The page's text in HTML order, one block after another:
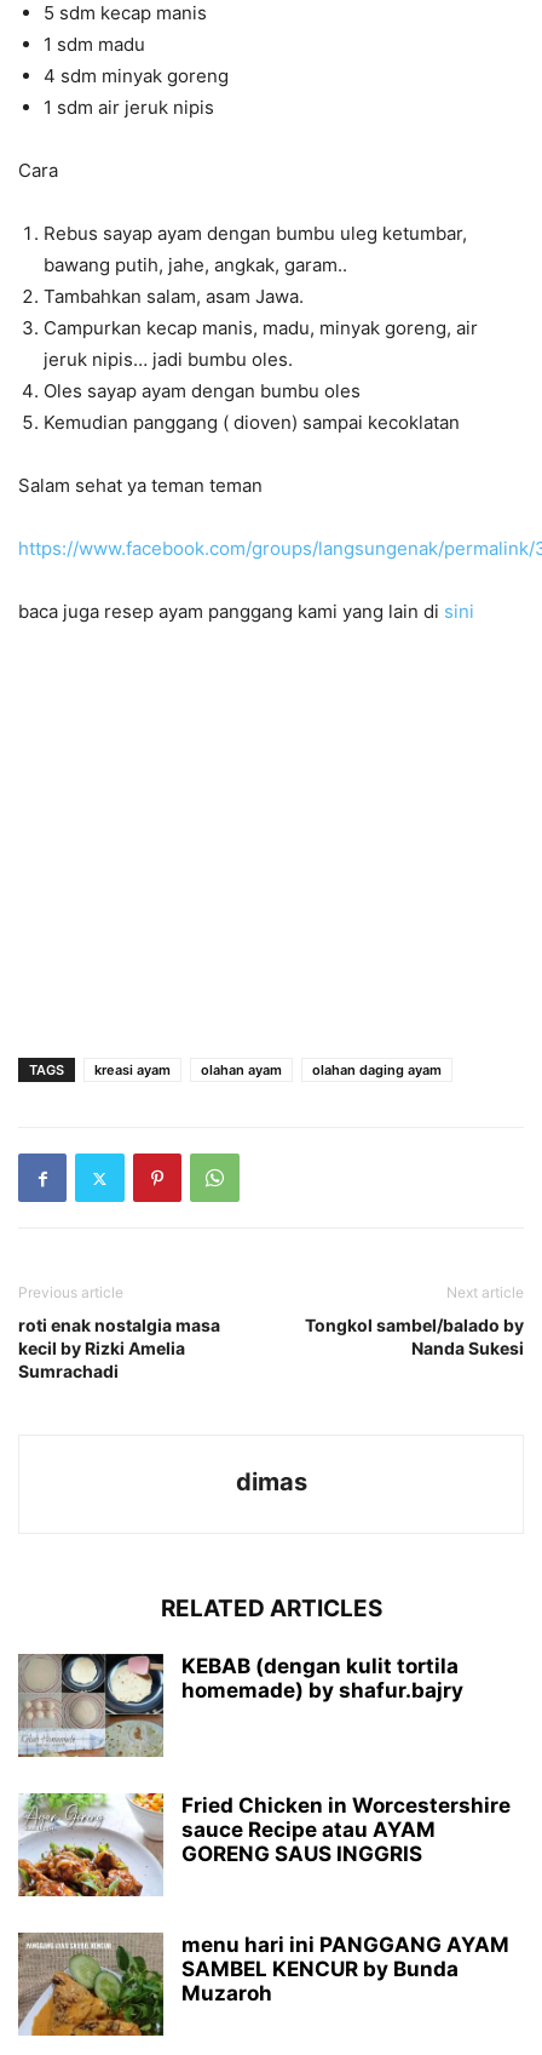
5 sdm kecap manis
1 sdm madu
4 sdm minyak goreng
1 sdm air jeruk nipis
Cara
Rebus sayap ayam dengan bumbu uleg ketumbar,
bawang putih, jahe, angkak, garam..
Tambahkan salam, asam Jawa.
Campurkan kecap manis, madu, minyak goreng, air
jeruk nipis… jadi bumbu oles.
Oles sayap ayam dengan bumbu oles
Kemudian panggang ( dioven) sampai kecoklatan
Salam sehat ya teman teman
https://www.facebook.com/groups/langsungenak/
baca juga resep ayam panggang kami yang lain di sini
TAGS kreasi ayam olahan ayam olahan daging ayam
Previous article
roti enak nostalgia masa
kecil by Rizki Amelia
Sumrachadi
Next article
Tongkol sambel/balado by
Nanda Sukesi
dimas
RELATED ARTICLES
KEBAB (dengan kulit tortila
homemade) by shafur.bajry
Fried Chicken in Worcestershire
sauce Recipe atau AYAM
GORENG SAUS INGGRIS
menu hari ini PANGGANG AYAM
SAMBEL KENCUR by Bunda
Muzaroh